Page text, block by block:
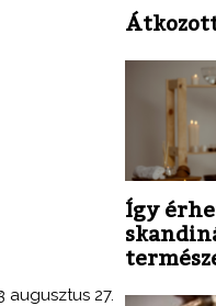
augusztus 27.
Átkozott
Így